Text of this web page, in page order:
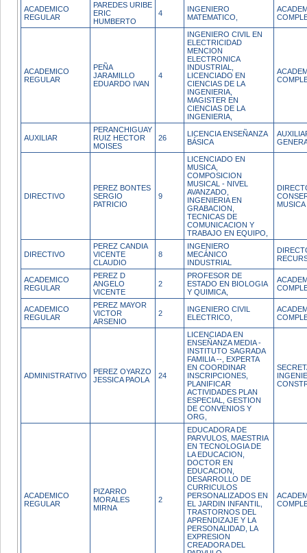
ACADEMICO
REGULAR
PAREDES URIBE
ERIC
HUMBERTO
4
INGENIERO
MATEMATICO,
ACADEMICO
REGULAR
PEÑA
JARAMILLO
EDUARDO IVAN
4
INGENIERO CIVIL EN
ELECTRICIDAD
MENCION
ELECTRONICA
INDUSTRIAL,
LICENCIADO EN
CIENCIAS DE LA
INGENIERIA,
MAGISTER EN
CIENCIAS DE LA
INGENIERIA,
AUXILIAR
PERANCHIGUAY
RUIZ HECTOR
MOISES
26
LICENCIA ENSEÑANZA
BÁSICA
DIRECTIVO
PEREZ BONTES
SERGIO
PATRICIO
9
LICENCIADO EN
MUSICA,
COMPOSICION
MUSICAL - NIVEL
AVANZADO,
INGENIERIA EN
GRABACION,
TECNICAS DE
COMUNICACION Y
TRABAJO EN EQUIPO,
MUSICA
DIRECTIVO
PEREZ CANDIA
VICENTE
CLAUDIO
8
INGENIERO
MECÁNICO
INDUSTRIAL
ACADEMICO
REGULAR
PEREZ D
ANGELO
VICENTE
2
PROFESOR DE
ESTADO EN BIOLOGIA
Y QUIMICA,
ACADEMICO
REGULAR
PEREZ MAYOR
VICTOR
ARSENIO
2
INGENIERO CIVIL
ELECTRICO,
ADMINISTRATIVO
PEREZ OYARZO
JESSICA PAOLA
24
LICENCIADA EN
ENSEÑANZA MEDIA -
INSTITUTO SAGRADA
FAMILIA --, EXPERTA
EN COORDINAR
INSCRIPCIONES,
PLANIFICAR
ACTIVIDADES PLAN
ESPECIAL, GESTION
DE CONVENIOS Y
ORG,
ACADEMICO
REGULAR
PIZARRO
MORALES
MIRNA
2
EDUCADORA DE
PARVULOS, MAESTRIA
EN TECNOLOGIA DE
LA EDUCACION,
DOCTOR EN
EDUCACION,
DESARROLLO DE
CURRICULOS
PERSONALIZADOS EN
EL JARDIN INFANTIL,
TRASTORNOS DEL
APRENDIZAJE Y LA
PERSONALIDAD, LA
EXPRESION
CREADORA DEL